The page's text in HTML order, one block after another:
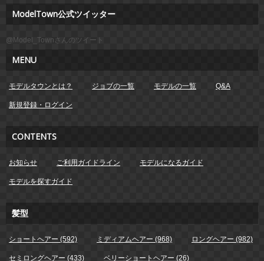
ModelTown公式ツイッター
@Model_Townさんのツイート
MENU
モデルタウンとは？ ジョブの一覧 モデルの一覧 Q&A
新規登録・ログイン
CONTENTS
お知らせ ご利用ガイドライン モデルになるガイド
モデルを探すガイド
髪型
ショートヘアー (592) ミディアムヘアー (968) ロングヘアー (982)
セミロングヘアー (433) ベリーショートヘアー (26)